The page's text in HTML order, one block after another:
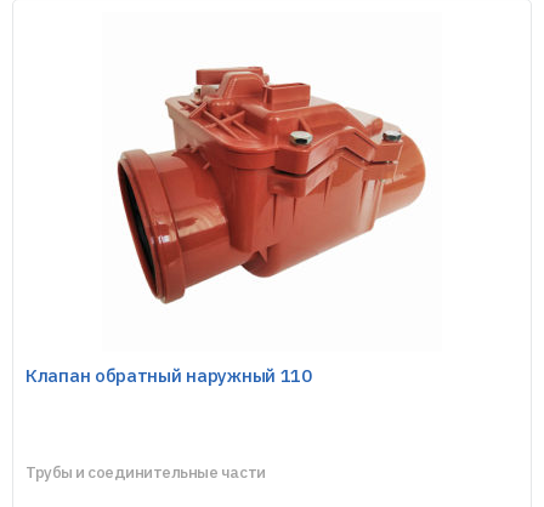
Клапан обратный наружный 110
Трубы и соединительные части